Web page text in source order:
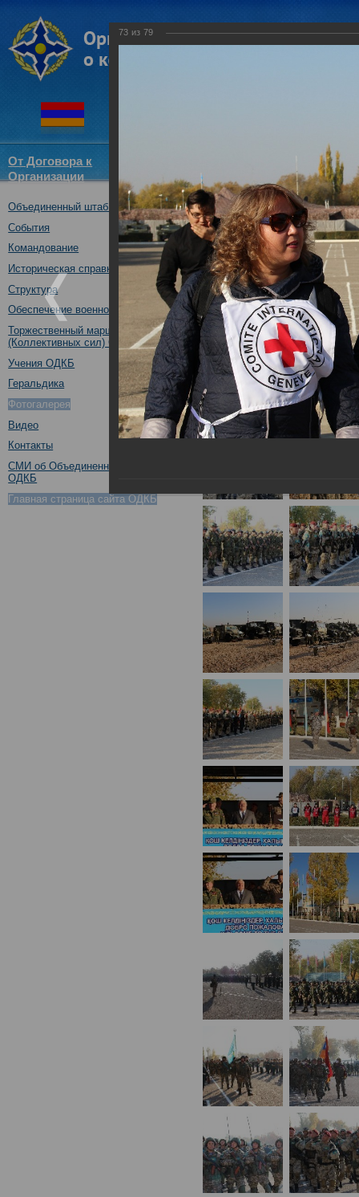
От Договора к
Организации
ОДКБ
Новости
Объединенный штаб ОДКБ
События
Командование
Историческая справка
Структура
Обеспечение военной безопасности
Торжественный марш Войск
(Коллективных сил) ОДКБ
Учения ОДКБ
Геральдика
Фотогалерея
Видео
Контакты
СМИ об Объединенном штабе
ОДКБ
Главная страница сайта ОДКБ
Открытие совместного
16.10.2017
73 из 79